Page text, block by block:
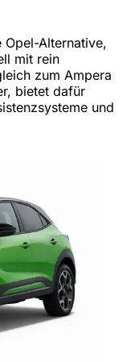
Opel-Alternative,
mit rein
zum Ampera
bietet dafür
und